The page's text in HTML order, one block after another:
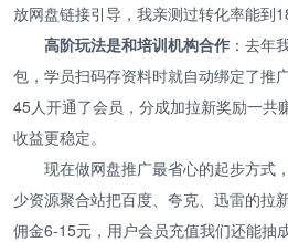
放网盘链接引导，我亲测过转化率能到
高阶玩法是和培训机构合作 ：去年
包，学员扫码存资料时就自动绑定了推
45人开通了会员，分成加拉新奖励一共
收益更稳定。
现在做网盘推广最省心的起步方式
少资源聚合站把百度、夸克、迅雷的拉
佣金6-15元，用户会员充值我们还能抽